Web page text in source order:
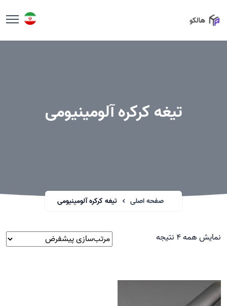
تیغه کرکره آلومینیومی
صفحه اصلی تیغه کرکره آلومینیومی
نمایش همه 4 نتیجه